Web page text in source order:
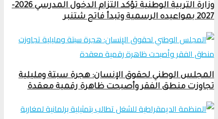
وزارة التربية الوطنية تؤكد التزام الدخول المدرسي 2026-
2027 بمواعيده الرسمية وتبدأ فاتح شتنبر
المجلس الوطني لحقوق الإنسان: هجرة سبتة ومليلية
تجاوزت منطق الفقر وأصبحت ظاهرة رقمية معقدة